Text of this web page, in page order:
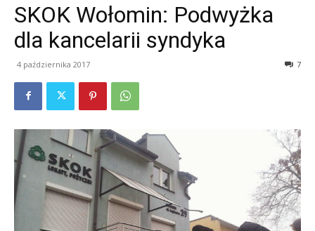
SKOK Wołomin: Podwyżka
dla kancelarii syndyka
4 października 2017 7